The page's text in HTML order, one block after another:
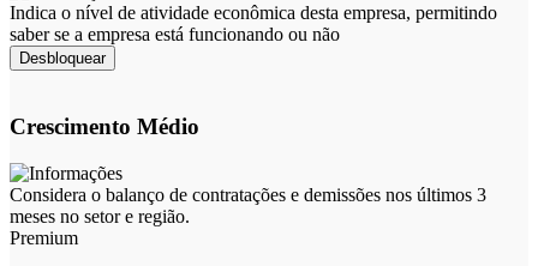
Indica o nível de atividade econômica desta empresa, permitindo
saber se a empresa está funcionando ou não
Desbloquear
Crescimento Médio
Considera o balanço de contratações e demissões nos últimos 3
meses no setor e região.
Premium